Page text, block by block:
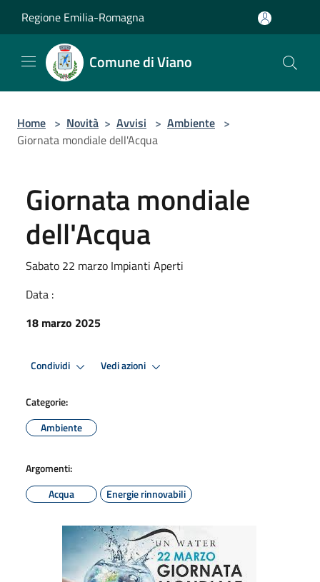
Regione Emilia-Romagna
Comune di Viano
Home > Novità > Avvisi > Ambiente >
Giornata mondiale dell'Acqua
Giornata mondiale
dell'Acqua
Sabato 22 marzo Impianti Aperti
Data :
18 marzo 2025
Condividi Vedi azioni
Categorie:
Ambiente
Argomenti:
Acqua
Energie rinnovabili